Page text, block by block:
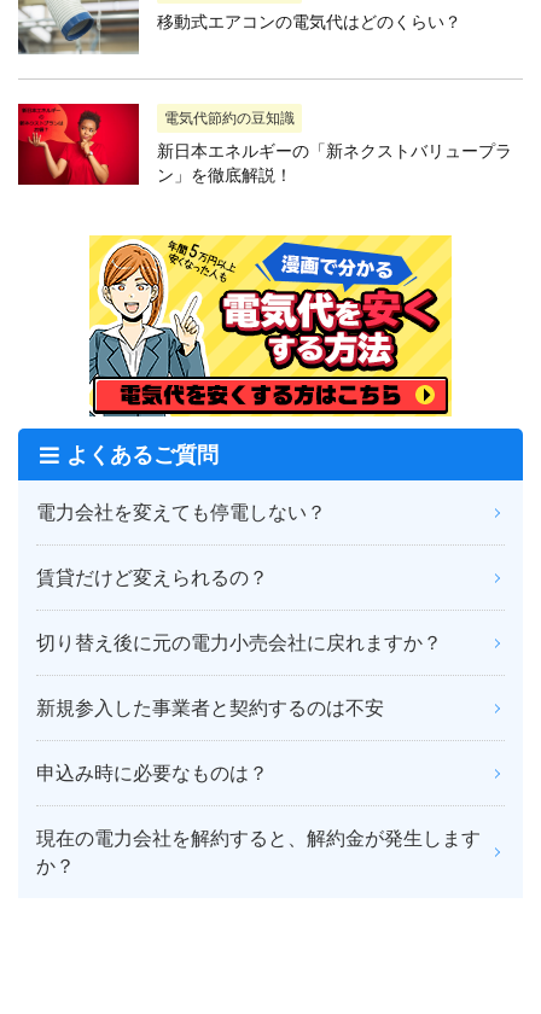
移動式エアコンの電気代はどのくらい？
電気代節約の豆知識
新日本エネルギーの「新ネクストバリュープラ
ン」を徹底解説！
よくあるご質問
電力会社を変えても停電しない？
賃貸だけど変えられるの？
切り替え後に元の電力小売会社に戻れますか？
新規参入した事業者と契約するのは不安
申込み時に必要なものは？
現在の電力会社を解約すると、解約金が発生します
か？